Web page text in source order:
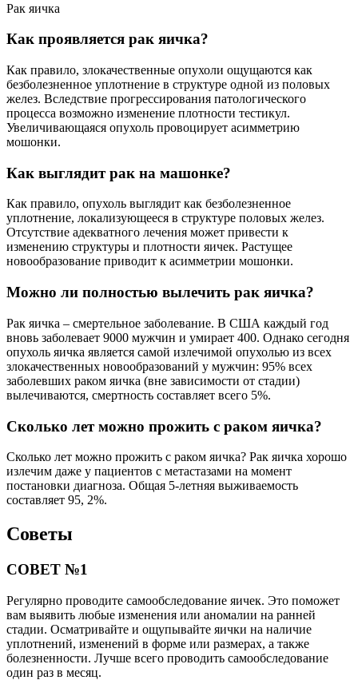
Рак яичка
Как проявляется рак яичка?
Как правило, злокачественные опухоли ощущаются как
безболезненное уплотнение в структуре одной из половых
желез. Вследствие прогрессирования патологического
процесса возможно изменение плотности тестикул.
Увеличивающаяся опухоль провоцирует асимметрию
мошонки.
Как выглядит рак на машонке?
Как правило, опухоль выглядит как безболезненное
уплотнение, локализующееся в структуре половых желез.
Отсутствие адекватного лечения может привести к
изменению структуры и плотности яичек. Растущее
новообразование приводит к асимметрии мошонки.
Можно ли полностью вылечить рак яичка?
Рак яичка – смертельное заболевание. В США каждый год
вновь заболевает 9000 мужчин и умирает 400. Однако сегодня
опухоль яичка является самой излечимой опухолью из всех
злокачественных новообразований у мужчин: 95% всех
заболевших раком яичка (вне зависимости от стадии)
вылечиваются, смертность составляет всего 5%.
Сколько лет можно прожить с раком яичка?
Сколько лет можно прожить с раком яичка? Рак яичка хорошо
излечим даже у пациентов с метастазами на момент
постановки диагноза. Общая 5-летняя выживаемость
составляет 95, 2%.
Советы
СОВЕТ №1
Регулярно проводите самообследование яичек. Это поможет
вам выявить любые изменения или аномалии на ранней
стадии. Осматривайте и ощупывайте яички на наличие
уплотнений, изменений в форме или размерах, а также
болезненности. Лучше всего проводить самообследование
один раз в месяц.